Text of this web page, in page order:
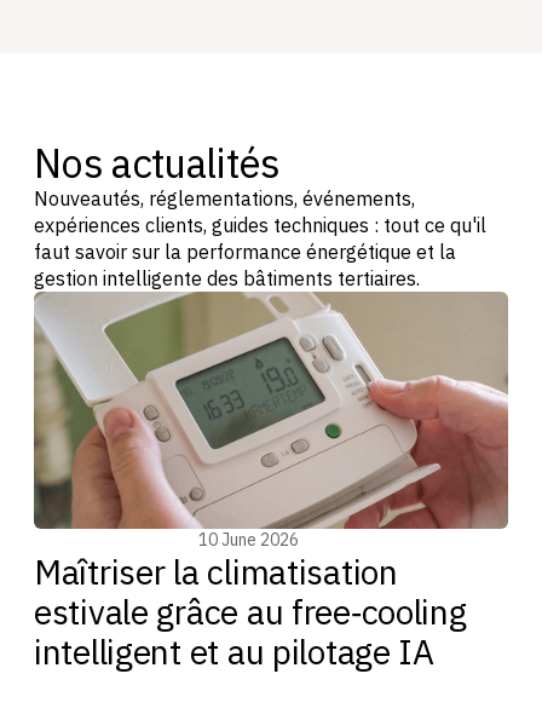
Nos actualités
Nouveautés, réglementations, événements,
expériences clients, guides techniques : tout ce qu'il
faut savoir sur la performance énergétique et la
gestion intelligente des bâtiments tertiaires.
10 June 2026
Maîtriser la climatisation
estivale grâce au free‑cooling
intelligent et au pilotage IA